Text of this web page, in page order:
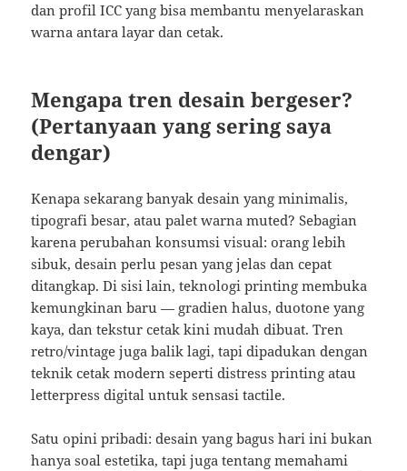
dan profil ICC yang bisa membantu menyelaraskan
warna antara layar dan cetak.
Mengapa tren desain bergeser?
(Pertanyaan yang sering saya
dengar)
Kenapa sekarang banyak desain yang minimalis,
tipografi besar, atau palet warna muted? Sebagian
karena perubahan konsumsi visual: orang lebih
sibuk, desain perlu pesan yang jelas dan cepat
ditangkap. Di sisi lain, teknologi printing membuka
kemungkinan baru — gradien halus, duotone yang
kaya, dan tekstur cetak kini mudah dibuat. Tren
retro/vintage juga balik lagi, tapi dipadukan dengan
teknik cetak modern seperti distress printing atau
letterpress digital untuk sensasi tactile.
Satu opini pribadi: desain yang bagus hari ini bukan
hanya soal estetika, tapi juga tentang memahami